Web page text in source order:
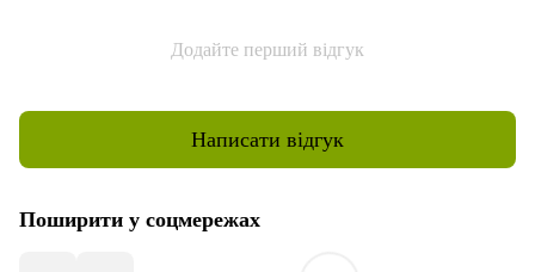
Додайте перший відгук
Написати відгук
Поширити у соцмережах